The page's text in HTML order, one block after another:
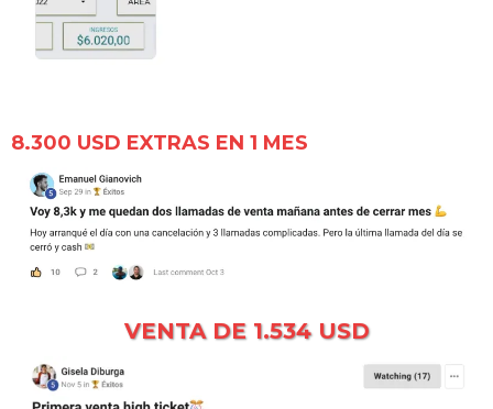
8.300 USD EXTRAS EN 1 MES
VENTA DE 1.534 USD